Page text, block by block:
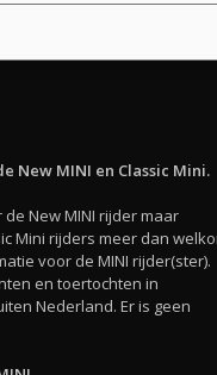
New MINI en Classic Mini.
New MINI rijder maar
Mini rijders meer dan
voor de MINI rijder(ster).
en toertochten in
Nederland. Er is geen